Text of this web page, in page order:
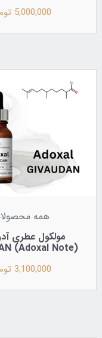
5,000,000 تومان
همه
مولکول عطری
(Adoxal Note) GIVAUDAN
3,100,000 تومان